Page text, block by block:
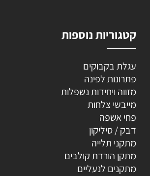
קטגוריות נוספות
עגלת בקבוקים
פתרונות לפינה
מזווה ויחידות נשפלות
מייבשי צלחות
פחי אשפה
דבק / סיליקון
מתקני תלייה
מתקן הורדת קולבים
מתקנים לנעליים